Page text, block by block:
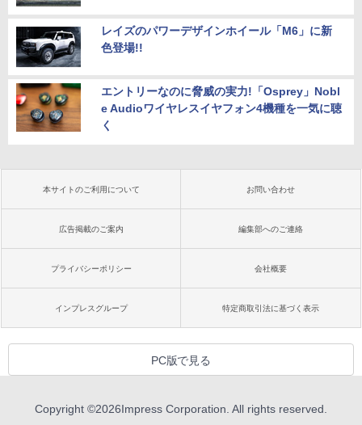
レイズのパワーデザインホイール「M6」に新
色登場!!
エントリーなのに脅威の実力!「Osprey」Nobl
e Audioワイヤレスイヤフォン4機種を一気に聴
く
本サイトのご利用について お問い合わせ
広告掲載のご案内 編集部へのご連絡
プライバシーポリシー 会社概要
インプレスグループ 特定商取引法に基づく表示
PC版で見る
Copyright ©2026Impress Corporation. All rights reserved.